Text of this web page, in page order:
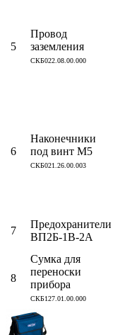
5
Провод
заземления
СКБ022.08.00.000
6
Наконечники
под винт М5
СКБ021.26.00.003
7
Предохранители
ВП2Б-1В-2А
8
Сумка для
переноски
прибора
СКБ127.01.00.000